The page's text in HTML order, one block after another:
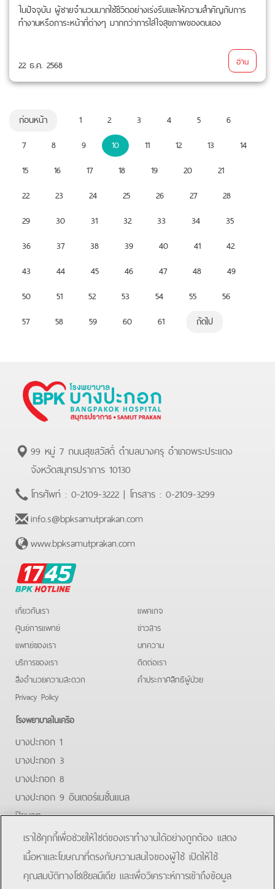
ในปัจจุบัน ผู้ชายจำนวนมากใช้ชีวิตอย่างเร่งรีบและให้ความสำคัญกับการ
ทำงานหรือภาระหน้าที่ต่างๆ มากกว่าการใส่ใจสุขภาพของตนเอง
22 ธ.ค. 2568 อ่าน
ก่อนหน้า 1 2 3 4 5
6
7
8 9 10 11 12 13
14
15
16 17 18 19 20
21
22
23 24 25 26 27
28
29
30 31 32 33 34
35
36
37 38 39 40 41
42
43
44 45 46 47 48
49
50
51 52 53 54 55
56
57
58 59 60 61 ถัดไป
99 หมู่ 7 ถนนสุขสวัสดิ์ ตำบลบางครุ อำเภอพระประแดง
จังหวัดสมุทรปราการ 10130
โทรศัพท์ : 0-2109-3222 | โทรสาร : 0-2109-3299
info.s@bpksamutprakan.com
www.bpksamutprakan.com
BPK
Hotline
เกี่ยวกับเรา
ศูนย์การแพทย์
แพทย์ของเรา
บริการของเรา
สิ่งอำนวยความสะดวก
Privacy Policy
แพคเกจ
ข่าวสาร
บทความ
ติดต่อเรา
คําประกาศสิทธิผู้ป่วย
โรงพยาบาลในเครือ
บางปะกอก 1
บางปะกอก 3
บางปะกอก 8
บางปะกอก 9 อินเตอร์เนชั่นแนล
ปิยะเวท
บางปะกอก-รังสิต 2
บางปะกอกสมุทรปราการ
FacebookLine
เราใช้คุกกี้เพื่อช่วยให้ไซต์ของเราทำงานได้อย่างถูกต้อง แสดง
เนื้อหาและโฆษณาที่ตรงกับความสนใจของผู้ใช้ เปิดให้ใช้
คุณสมบัติทางโซเชียลมีเดีย และเพื่อวิเคราะห์การเข้าถึงข้อมูล